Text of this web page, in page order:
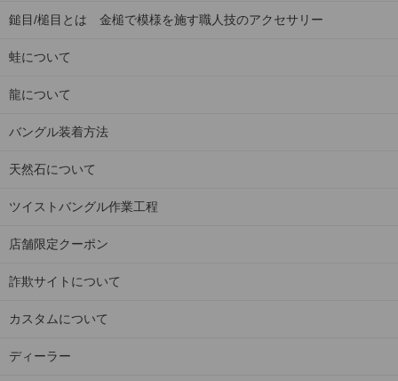
鎚目/槌目とは 金槌で模様を施す職人技のアクセサリー
蛙について
龍について
バングル装着方法
天然石について
ツイストバングル作業工程
店舗限定クーポン
詐欺サイトについて
カスタムについて
ディーラー